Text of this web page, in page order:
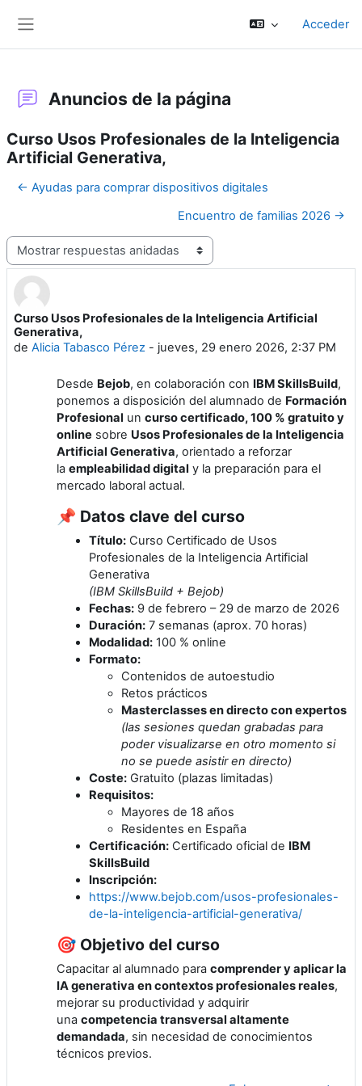
Acceder
Anuncios de la página
Curso Usos Profesionales de la Inteligencia
Artificial Generativa,
← Ayudas para comprar dispositivos digitales
Encuentro de familias 2026 →
Mostrar modo
Curso Usos Profesionales de la Inteligencia Artificial
Generativa,
de Alicia Tabasco Pérez - jueves, 29 enero 2026, 2:37 PM
Número de respuestas: 0
Desde Bejob, en colaboración con IBM SkillsBuild,
ponemos a disposición del alumnado de Formación
Profesional un curso certificado, 100 % gratuito y
online sobre Usos Profesionales de la Inteligencia
Artificial Generativa, orientado a reforzar
la empleabilidad digital y la preparación para el
mercado laboral actual.
📌 Datos clave del curso
Título: Curso Certificado de Usos
Profesionales de la Inteligencia Artificial
Generativa
(IBM SkillsBuild + Bejob)
Fechas: 9 de febrero – 29 de marzo de 2026
Duración: 7 semanas (aprox. 70 horas)
Modalidad: 100 % online
Formato:
Contenidos de autoestudio
Retos prácticos
Masterclasses en directo con expertos
(las sesiones quedan grabadas para
poder visualizarse en otro momento si
no se puede asistir en directo)
Coste: Gratuito (plazas limitadas)
Requisitos:
Mayores de 18 años
Residentes en España
Certificación: Certificado oficial de IBM
SkillsBuild
Inscripción:
https://www.bejob.com/usos-profesionales-
de-la-inteligencia-artificial-generativa/
🎯 Objetivo del curso
Capacitar al alumnado para comprender y aplicar la
IA generativa en contextos profesionales reales,
mejorar su productividad y adquirir
una competencia transversal altamente
demandada, sin necesidad de conocimientos
técnicos previos.